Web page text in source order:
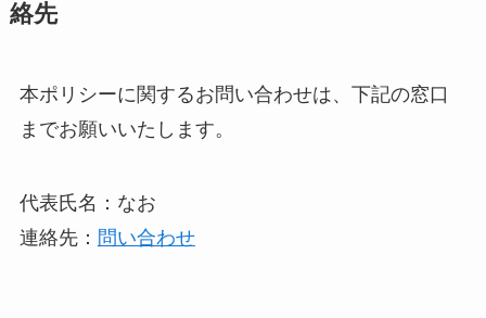
絡先
本ポリシーに関するお問い合わせは、下記の窓口
までお願いいたします。
代表氏名：なお
連絡先： 問い合わせ